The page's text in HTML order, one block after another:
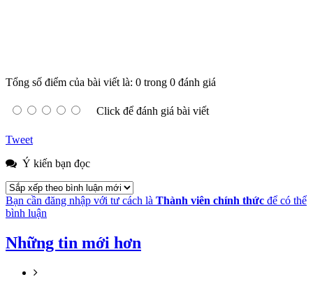
Tổng số điểm của bài viết là: 0 trong 0 đánh giá
Click để đánh giá bài viết
Tweet
Ý kiến bạn đọc
Bạn cần đăng nhập với tư cách là Thành viên chính thức để có thể
bình luận
Những tin mới hơn